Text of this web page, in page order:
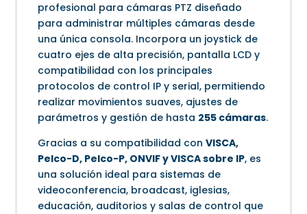
profesional para cámaras PTZ diseñado
para administrar múltiples cámaras desde
una única consola. Incorpora un joystick de
cuatro ejes de alta precisión, pantalla LCD y
compatibilidad con los principales
protocolos de control IP y serial, permitiendo
realizar movimientos suaves, ajustes de
parámetros y gestión de hasta 255 cámaras.
Gracias a su compatibilidad conVISCA,
Pelco-D, Pelco-P, ONVIF y VISCA sobre IP, es
una solución ideal para sistemas de
videoconferencia, broadcast, iglesias,
educación, auditorios y salas de control que